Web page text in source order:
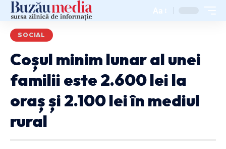
Aa
SOCIAL
Coșul minim lunar al unei
familii este 2.600 lei la
oraș și 2.100 lei în mediul
rural